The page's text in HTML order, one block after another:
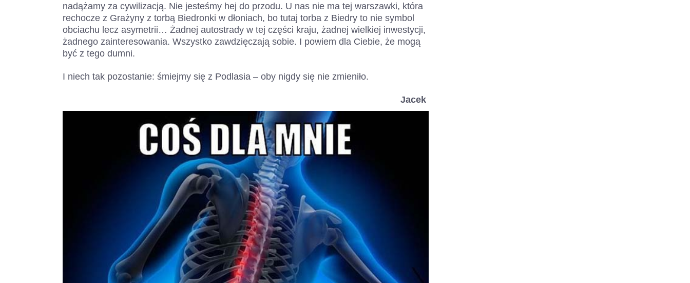
nadążamy za cywilizacją. Nie jesteśmy hej do przodu. U nas nie ma tej warszawki, która
rechocze z Grażyny z torbą Biedronki w dłoniach, bo tutaj torba z Biedry to nie symbol
obciachu lecz asymetrii… Żadnej autostrady w tej części kraju, żadnej wielkiej inwestycji,
żadnego zainteresowania. Wszystko zawdzięczają sobie. I powiem dla Ciebie, że mogą
być z tego dumni.
I niech tak pozostanie: śmiejmy się z Podlasia – oby nigdy się nie zmieniło.
Jacek